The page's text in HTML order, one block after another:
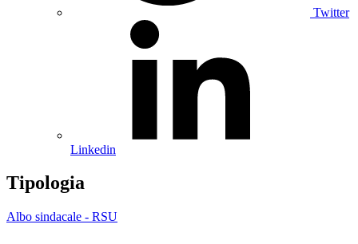
Twitter
Linkedin
Tipologia
Albo sindacale - RSU